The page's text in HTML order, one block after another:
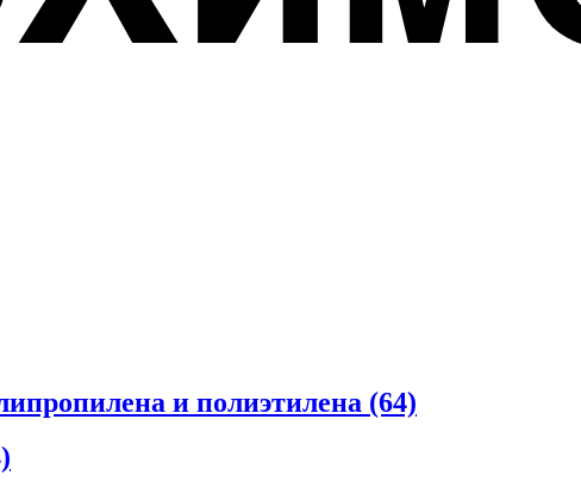
и полиэтилена (64)